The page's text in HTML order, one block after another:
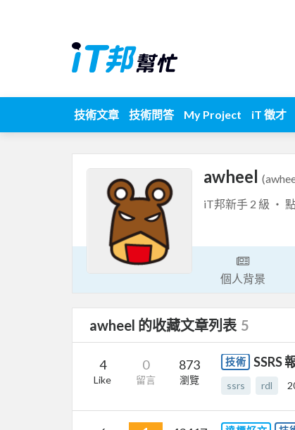
技術文章 技術問答 My Project iT 徵才
awheel
iT邦新手 2 級 ‧
個人背景
awheel 的收藏文章列表 5
4
Like
0
留言
873
瀏覽
技術 SSRS
ssrs rdl